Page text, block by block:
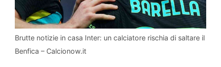
Brutte notizie in casa Inter: un calciatore rischia di saltare il
Benfica – Calcionow.it